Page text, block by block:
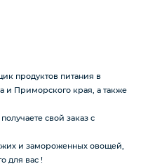
продуктов питания в
и Приморского края, а также
свой заказ с
и замороженных овощей,
для вас !